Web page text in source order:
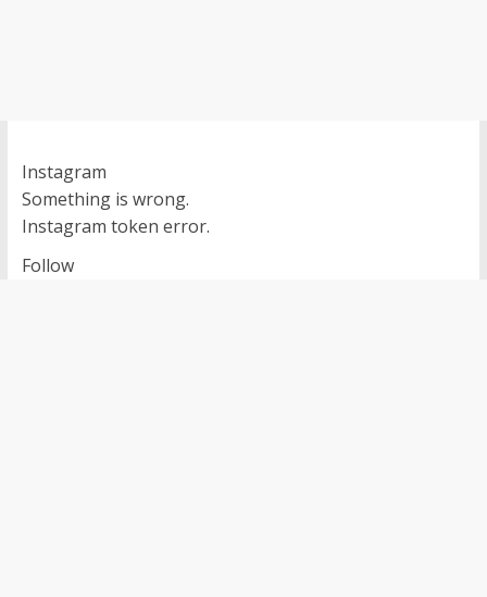
Instagram
Something is wrong.
Instagram token error.
Follow